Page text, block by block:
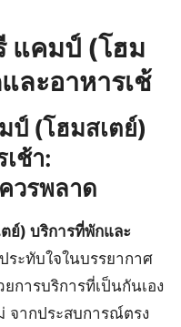
แคมป์ (โฮม
ละอาหารเช้
ป์ (โฮมสเตย์)
ช้า:
วรพลาด
ย์) บริการที่พักและ
ระทับใจในบรรยากาศ
การบริการที่เป็นกันเอง
จากประสบการณ์ตรง